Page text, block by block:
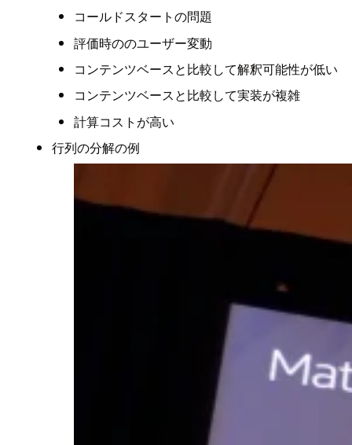
コールドスタートの問題
評価時ののユーザー変動
コンテンツベースと比較して解釈可能性が低い
コンテンツベースと比較して実装が複雑
計算コストが高い
行列の分解の例